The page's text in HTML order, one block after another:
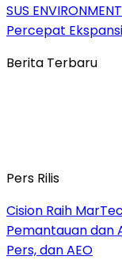
SUS
Percepat
Berita Terbaru
Pers Rilis
Cision Raih
Pemantauan dan
Pers, dan AEO